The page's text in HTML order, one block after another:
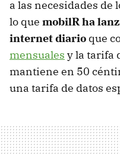
a las necesidades de
lo que mobilR ha
internet diario que
mensuales y la tarifa
mantiene en 50
una tarifa de datos